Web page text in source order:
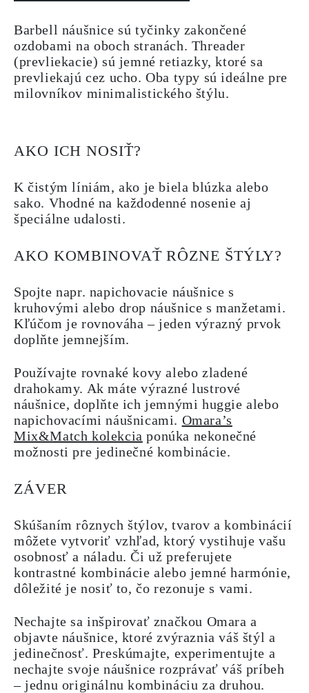
Barbell náušnice sú tyčinky zakončené
ozdobami na oboch stranách. Threader
(prevliekacie) sú jemné retiazky, ktoré sa
prevliekajú cez ucho. Oba typy sú ideálne pre
milovníkov minimalistického štýlu.
AKO ICH NOSIŤ?
K čistým líniám, ako je biela blúzka alebo
sako. Vhodné na každodenné nosenie aj
špeciálne udalosti.
AKO KOMBINOVAŤ RÔZNE ŠTÝLY?
Spojte napr. napichovacie náušnice s
kruhovými alebo drop náušnice s manžetami.
Kľúčom je rovnováha – jeden výrazný prvok
doplňte jemnejším.
Používajte rovnaké kovy alebo zladené
drahokamy. Ak máte výrazné lustrové
náušnice, doplňte ich jemnými huggie alebo
napichovacími náušnicami. Omara’s
Mix&Match kolekcia ponúka nekonečné
možnosti pre jedinečné kombinácie.
ZÁVER
Skúšaním rôznych štýlov, tvarov a kombinácií
môžete vytvoriť vzhľad, ktorý vystihuje vašu
osobnosť a náladu. Či už preferujete
kontrastné kombinácie alebo jemné harmónie,
dôležité je nosiť to, čo rezonuje s vami.
Nechajte sa inšpirovať značkou Omara a
objavte náušnice, ktoré zvýraznia váš štýl a
jedinečnosť. Preskúmajte, experimentujte a
nechajte svoje náušnice rozprávať váš príbeh
– jednu originálnu kombináciu za druhou.